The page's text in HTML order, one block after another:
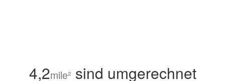
4,2mile² sind umgerechnet